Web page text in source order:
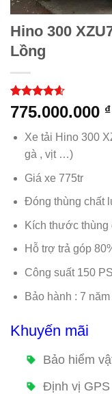
Hino 300
Lồng
4.60trên
5 dựa trên
5
775.000.000 ₫
Xe tải Hino 300
gà , vịt …)
Giá xe 775tr
Đóng thùng chất
Kích thước thùng
Hỗ trợ trả góp
Công suất 150 PS
Bảo hành : 7
Khuyến mãi
Bảo hiểm
Định vị GPS